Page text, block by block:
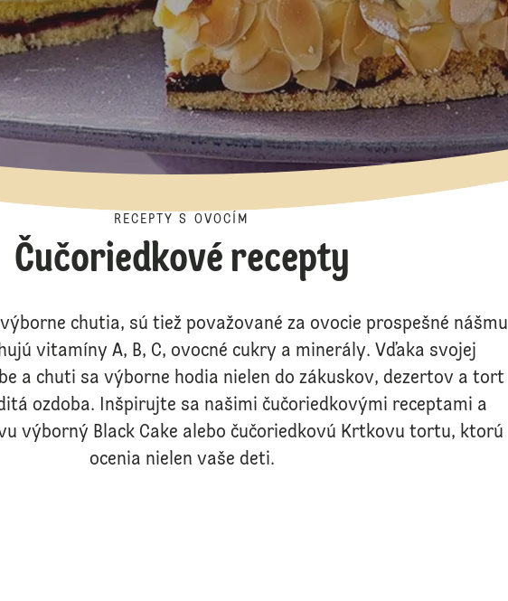
RECEPTY S OVOCÍM
Čučoriedkové recepty
chutia, sú tiež považované za ovocie prospešné nášmu
vitamíny A, B, C, ovocné cukry a minerály. Vďaka svojej
a chuti sa výborne hodia nielen do zákuskov, dezertov a tort
ozdoba. Inšpirujte sa našimi čučoriedkovými receptami a
výborný Black Cake alebo čučoriedkovú Krtkovu tortu, ktorú
ocenia nielen vaše deti.